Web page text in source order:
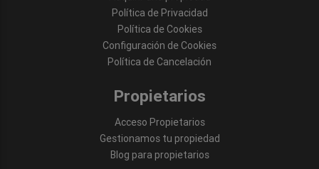
Política de Privacidad
Política de Cookies
Configuración de Cookies
Política de Cancelación
Propietarios
Acceso Propietarios
Gestionamos tu propiedad
Blog para propietarios